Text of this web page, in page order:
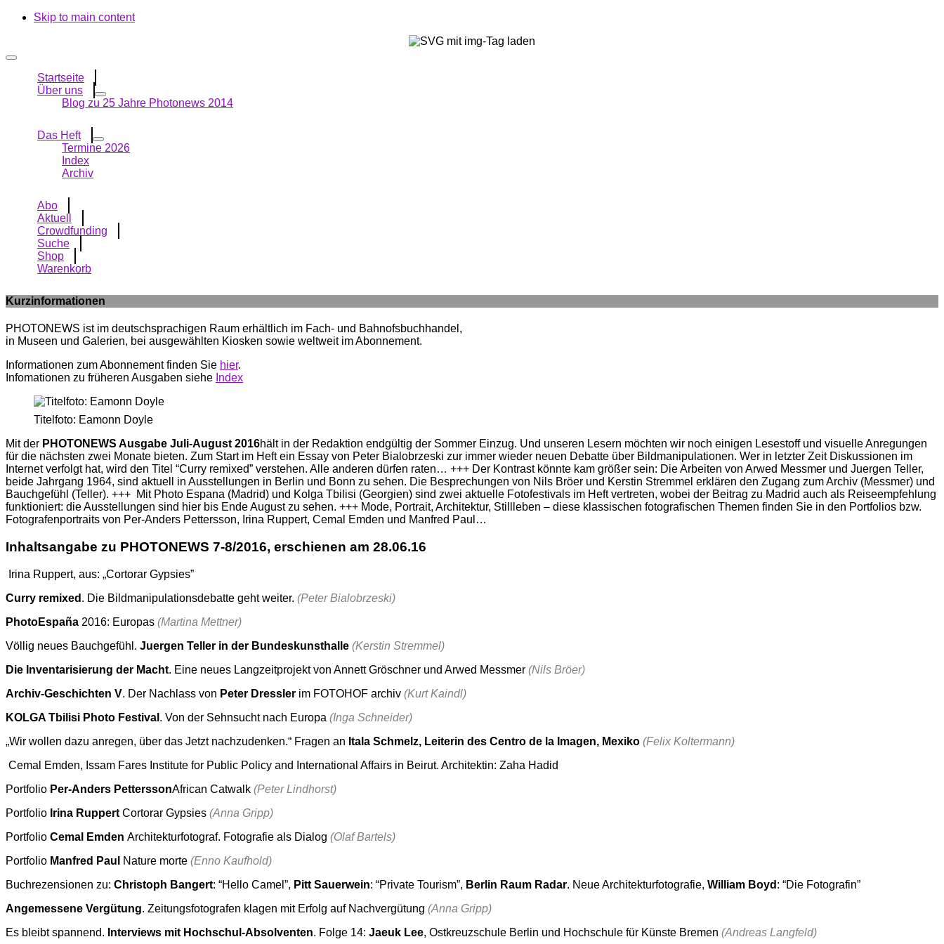
Skip to main content
Startseite
Über uns
Blog zu 25 Jahre Photonews 2014
Das Heft
Termine 2026
Index
Archiv
Abo
Aktuell
Crowdfunding
Suche
Shop
Warenkorb
Kurzinformationen
PHOTONEWS ist im deutschsprachigen Raum erhältlich im Fach- und Bahnofsbuchhandel,
in Museen und Galerien, bei ausgewählten Kiosken sowie weltweit im Abonnement.
Informationen zum Abonnement finden Sie hier.
Infomationen zu früheren Ausgaben siehe Index
Titelfoto: Eamonn Doyle
Mit der PHOTONEWS Ausgabe Juli-August 2016hält in der Redaktion endgültig der Sommer Einzug. Und unseren Lesern möchten wir noch einigen Lesestoff und visuelle Anregungen
für die nächsten zwei Monate bieten. Zum Start im Heft ein Essay von Peter Bialobrzeski zur immer wieder neuen Debatte über Bildmanipulationen. Wer in letzter Zeit Diskussionen im
Internet verfolgt hat, wird den Titel “Curry remixed” verstehen. Alle anderen dürfen raten… +++ Der Kontrast könnte kam größer sein: Die Arbeiten von Arwed Messmer und Juergen Teller,
beide Jahrgang 1964, sind aktuell in Ausstellungen in Berlin und Bonn zu sehen. Die Besprechungen von Nils Bröer und Kerstin Stremmel erklären den Zugang zum Archiv (Messmer) und
Bauchgefühl (Teller). +++ Mit Photo Espana (Madrid) und Kolga Tbilisi (Georgien) sind zwei aktuelle Fotofestivals im Heft vertreten, wobei der Beitrag zu Madrid auch als Reiseempfehlung
funktioniert: die Ausstellungen sind hier bis Ende August zu sehen. +++ Mode, Portrait, Architektur, Stillleben – diese klassischen fotografischen Themen finden Sie in den Portfolios bzw.
Fotografenportraits von Per-Anders Pettersson, Irina Ruppert, Cemal Emden und Manfred Paul…
Inhaltsangabe zu PHOTONEWS 7-8/2016, erschienen am 28.06.16
Irina Ruppert, aus: „Cortorar Gypsies”
Curry remixed . Die Bildmanipulationsdebatte geht weiter. (Peter Bialobrzeski)
PhotoEspaña 2016: Europas (Martina Mettner)
Völlig neues Bauchgefühl. Juergen Teller in der Bundeskunsthalle (Kerstin Stremmel)
Die Inventarisierung der Macht. Eine neues Langzeitprojekt von Annett Gröschner und Arwed Messmer (Nils Bröer)
Archiv-Geschichten V. Der Nachlass von Peter Dressler im FOTOHOF archiv (Kurt Kaindl)
KOLGA Tbilisi Photo Festival . Von der Sehnsucht nach Europa (Inga Schneider)
„Wir wollen dazu anregen, über das Jetzt nachzudenken.“ Fragen an Itala Schmelz, Leiterin des Centro de la Imagen, Mexiko (Felix Koltermann)
Cemal Emden, Issam Fares Institute for Public Policy and International Affairs in Beirut. Architektin: Zaha Hadid
Portfolio Per-Anders PetterssonAfrican Catwalk (Peter Lindhorst)
Portfolio Irina Ruppert Cortorar Gypsies (Anna Gripp)
Portfolio Cemal Emden Architekturfotograf. Fotografie als Dialog (Olaf Bartels)
Portfolio Manfred Paul Nature morte (Enno Kaufhold)
Buchrezensionen zu: Christoph Bangert: “Hello Camel”, Pitt Sauerwein: “Private Tourism”, Berlin Raum Radar. Neue Architekturfotografie, William Boyd : “Die Fotografin”
Angemessene Vergütung. Zeitungsfotografen klagen mit Erfolg auf Nachvergütung (Anna Gripp)
Es bleibt spannend. Interviews mit Hochschul-Absolventen. Folge 14: Jaeuk Lee, Ostkreuzschule Berlin und Hochschule für Künste Bremen (Andreas Langfeld)